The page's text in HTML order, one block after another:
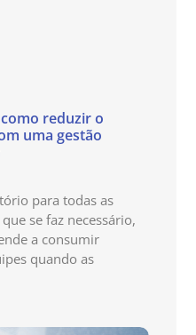
reduzir o
uma gestão
para todas as
se faz necessário,
a consumir
quando as